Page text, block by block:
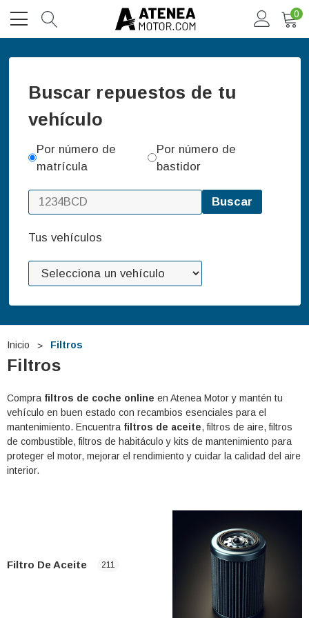
0
Buscar repuestos de tu
vehículo
Por número de
matrícula
Por número de
bastidor
Buscar
Tus vehículos
Inicio Filtros
Filtros
Compra filtros de coche online en Atenea Motor y mantén tu
vehículo en buen estado con recambios esenciales para el
mantenimiento. Encuentra filtros de aceite, filtros de aire, filtros
de combustible, filtros de habitáculo y kits de mantenimiento para
proteger el motor, mejorar el rendimiento y cuidar la calidad del aire
interior.
Filtro De Aceite 211